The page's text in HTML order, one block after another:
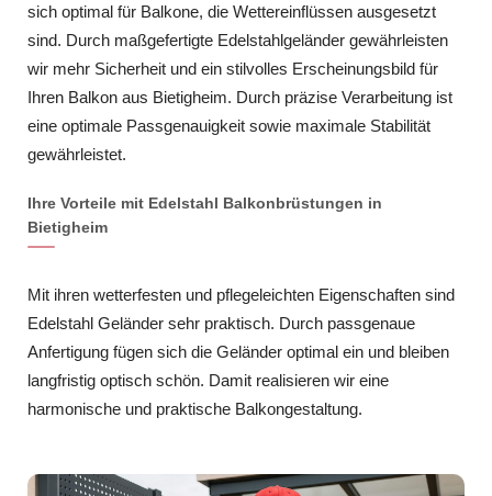
sich optimal für Balkone, die Wettereinflüssen ausgesetzt
sind. Durch maßgefertigte Edelstahlgeländer gewährleisten
wir mehr Sicherheit und ein stilvolles Erscheinungsbild für
Ihren Balkon aus Bietigheim. Durch präzise Verarbeitung ist
eine optimale Passgenauigkeit sowie maximale Stabilität
gewährleistet.
Ihre Vorteile mit Edelstahl Balkonbrüstungen in
Bietigheim
Mit ihren wetterfesten und pflegeleichten Eigenschaften sind
Edelstahl Geländer sehr praktisch. Durch passgenaue
Anfertigung fügen sich die Geländer optimal ein und bleiben
langfristig optisch schön. Damit realisieren wir eine
harmonische und praktische Balkongestaltung.